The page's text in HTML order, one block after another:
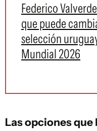
Federico
que puede
selección
Mundial 2026
Las opciones